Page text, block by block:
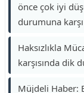
önce çok iyi
durumuna
Haksızlıkla
karşısında dik
Müjdeli Haber: